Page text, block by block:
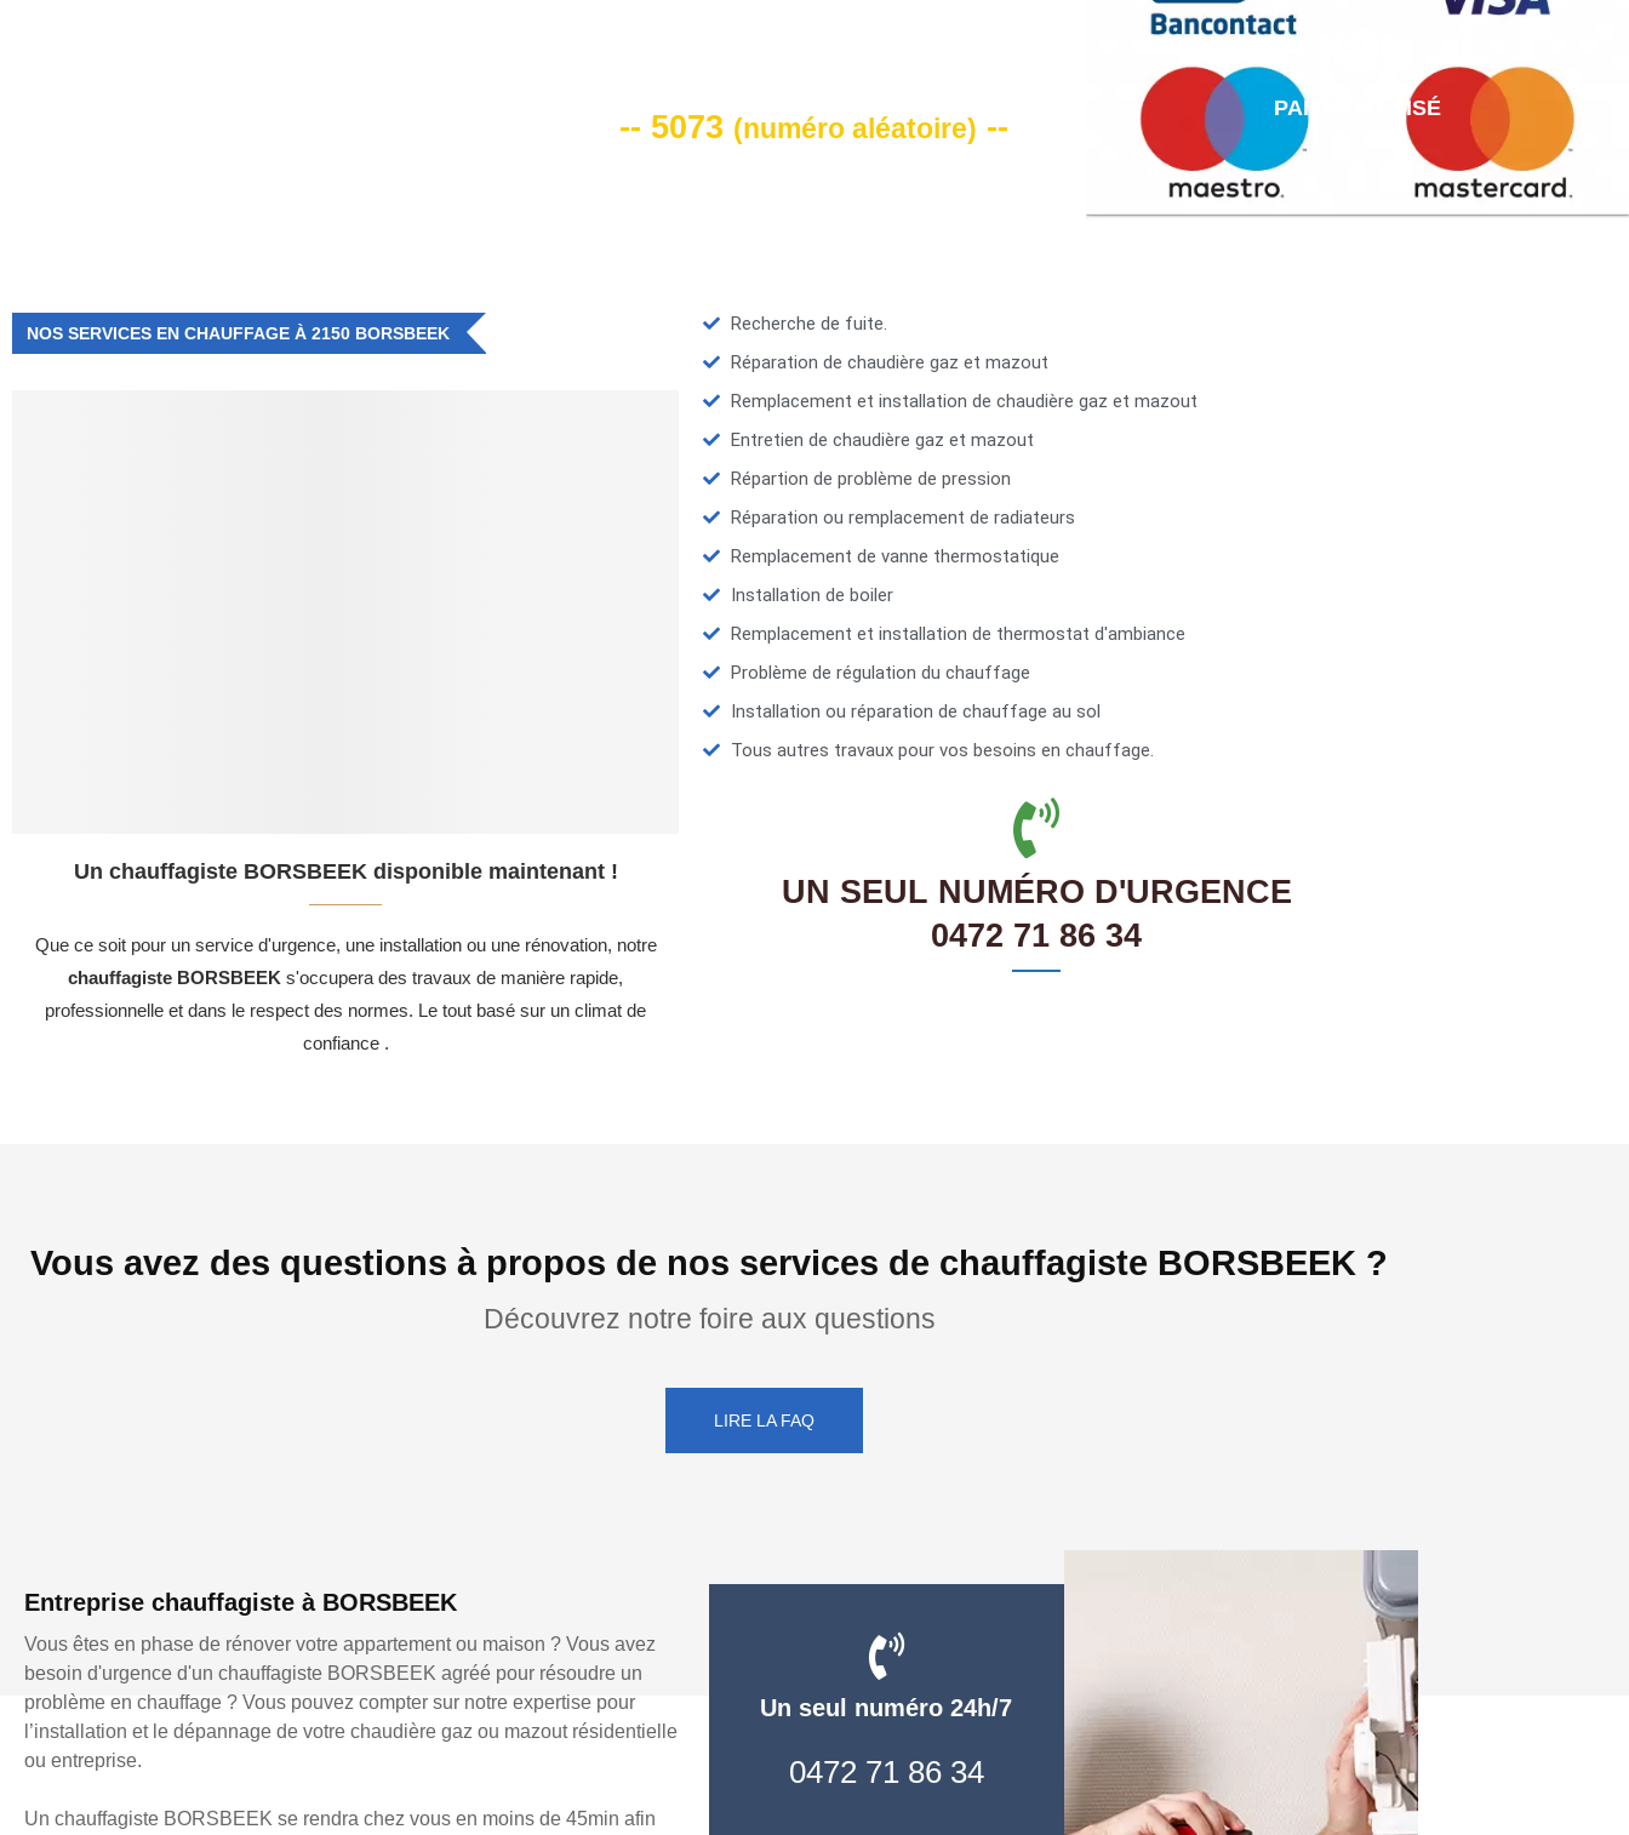
-- 5073 (numéro aléatoire) --
PAIEMENT AISÉ
NOS SERVICES EN CHAUFFAGE À 2150 BORSBEEK
Un chauffagiste BORSBEEK disponible maintenant !
Que ce soit pour un service d'urgence, une installation ou une rénovation, notre
chauffagiste BORSBEEK s'occupera des travaux de manière rapide,
professionnelle et dans le respect des normes. Le tout basé sur un climat de
confiance .
Recherche de fuite.
Réparation de chaudière gaz et mazout
Remplacement et installation de chaudière gaz et mazout
Entretien de chaudière gaz et mazout
Répartion de problème de pression
Réparation ou remplacement de radiateurs
Remplacement de vanne thermostatique
Installation de boiler
Remplacement et installation de thermostat d'ambiance
Problème de régulation du chauffage
Installation ou réparation de chauffage au sol
Tous autres travaux pour vos besoins en chauffage.
UN SEUL NUMÉRO D'URGENCE
0472 71 86 34
Vous avez des questions à propos de nos services de chauffagiste BORSBEEK ?
Découvrez notre foire aux questions
LIRE LA FAQ
Entreprise chauffagiste à BORSBEEK
Vous êtes en phase de rénover votre appartement ou maison ? Vous avez
besoin d'urgence d'un chauffagiste BORSBEEK agréé pour résoudre un
problème en chauffage ? Vous pouvez compter sur notre expertise pour
l’installation et le dépannage de votre chaudière gaz ou mazout résidentielle
ou entreprise.
Un chauffagiste BORSBEEK se rendra chez vous en moins de 45min afin
Un seul numéro 24h/7
0472 71 86 34